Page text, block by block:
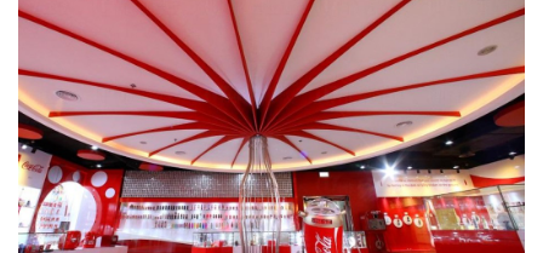
教學評測
IT Times
生成式AI與雲端應用
Enterprise Digital Transformation
特集